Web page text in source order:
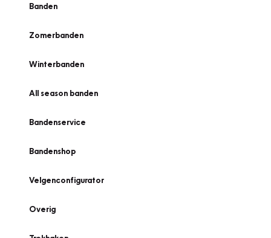
Banden
Zomerbanden
Winterbanden
All season banden
Bandenservice
Bandenshop
Velgenconfigurator
Overig